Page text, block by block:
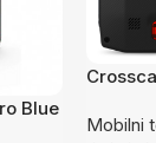
Blue
Mobilni